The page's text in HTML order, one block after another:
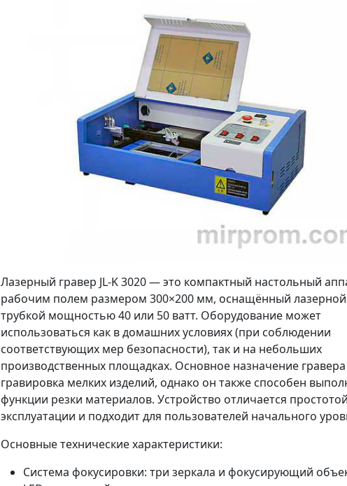
Лазерный гравер JL-K 3020 — это компактный настольный
рабочим полем размером 300×200 мм, оснащённый лазерной
трубкой мощностью 40 или 50 ватт. Оборудование может
использоваться как в домашних условиях (при соблюдении
соответствующих мер безопасности), так и на небольших
производственных площадках. Основное назначение
гравировка мелких изделий, однако он также способен
функции резки материалов. Устройство отличается
эксплуатации и подходит для пользователей начального
Основные технические характеристики:
Система фокусировки: три зеркала и фокусирующий